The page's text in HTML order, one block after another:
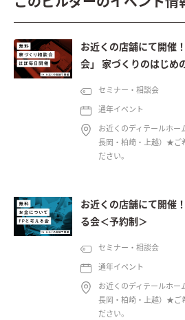
このビルダーのイベント情
お近くの店舗にて開催
会」 家づくりのはじめ
セミナー・相談会
通年イベント
お近くのディテールホー
長岡・柏崎・上越）★ご
ださい。
お近くの店舗にて開催
る会＜予約制＞
セミナー・相談会
通年イベント
お近くのディテールホー
長岡・柏崎・上越）★ご
ださい。